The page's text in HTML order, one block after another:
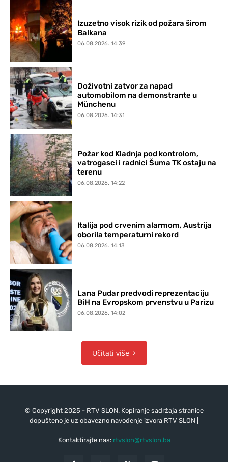
Izuzetno visok rizik od požara širom
Balkana
06.08.2026. 14:39
Doživotni zatvor za napad
automobilom na demonstrante u
Münchenu
06.08.2026. 14:31
Požar kod Kladnja pod kontrolom,
vatrogasci i radnici Šuma TK ostaju na
terenu
06.08.2026. 14:22
Italija pod crvenim alarmom, Austrija
oborila temperaturni rekord
06.08.2026. 14:13
Lana Pudar predvodi reprezentaciju
BiH na Evropskom prvenstvu u Parizu
06.08.2026. 14:02
Učitati više
© Copyright 2025 - RTV SLON. Kopiranje sadržaja stranice
dopušteno je uz obavezno navođenje izvora RTV SLON |
Kontaktirajte nas: rtvslon@rtvslon.ba